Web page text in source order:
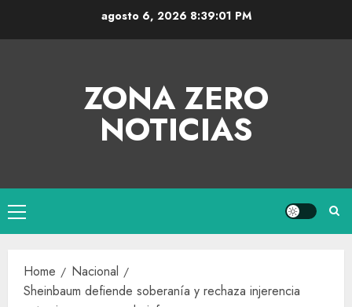
agosto 6, 2026 8:39:01 PM
ZONA ZERO
NOTICIAS
Home
Nacional
Sheinbaum defiende soberanía y rechaza injerencia